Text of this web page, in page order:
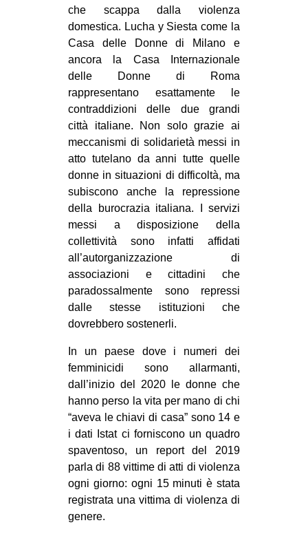
bsky
SEARCH
che scappa dalla violenza
domestica. Lucha y Siesta come la
Casa delle Donne di Milano e
ancora la Casa Internazionale
delle Donne di Roma
rappresentano esattamente le
contraddizioni delle due grandi
città italiane. Non solo grazie ai
meccanismi di solidarietà messi in
atto tutelano da anni tutte quelle
donne in situazioni di difficoltà, ma
subiscono anche la repressione
della burocrazia italiana. I servizi
messi a disposizione della
collettività sono infatti affidati
all’autorganizzazione di
associazioni e cittadini che
paradossalmente sono repressi
dalle stesse istituzioni che
dovrebbero sostenerli.
In un paese dove i numeri dei
femminicidi sono allarmanti,
dall’inizio del 2020 le donne che
hanno perso la vita per mano di chi
“aveva le chiavi di casa” sono 14 e
i dati Istat ci forniscono un quadro
spaventoso, un report del 2019
parla di 88 vittime di atti di violenza
ogni giorno: ogni 15 minuti è stata
registrata una vittima di violenza di
genere.